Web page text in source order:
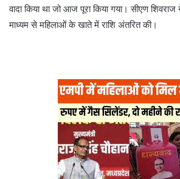
वादा किया था जो आज पूरा किया गया। सीएण
माध्यम से महिलाओं के खाते में राशि अंतरित की।